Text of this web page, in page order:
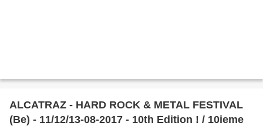
ALCATRAZ - HARD ROCK & METAL FESTIVAL
(Be) - 11/12/13-08-2017 - 10th Edition ! / 10ieme